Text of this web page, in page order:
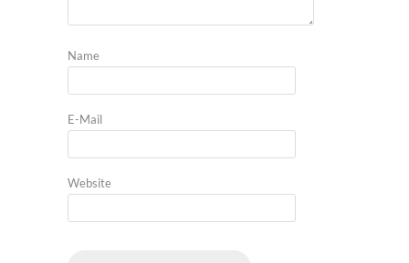
Name
E-Mail
Website